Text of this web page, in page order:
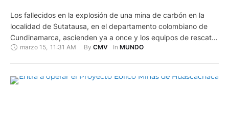
Los fallecidos en la explosión de una mina de carbón en la
localidad de Sutatausa, en el departamento colombiano de
Cundinamarca, ascienden ya a once y los equipos de rescate
siguen buscando a otras diez personas, informaron las
marzo 15 11:31 AM By CMV In MUNDO